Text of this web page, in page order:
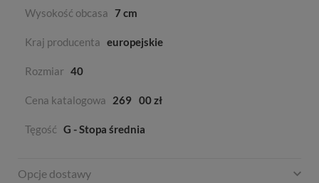
Wysokość obcasa 7 cm
Kraj producenta europejskie
Rozmiar 40
Cena katalogowa 269 00 zł
Tęgość G - Stopa średnia
Opcje dostawy